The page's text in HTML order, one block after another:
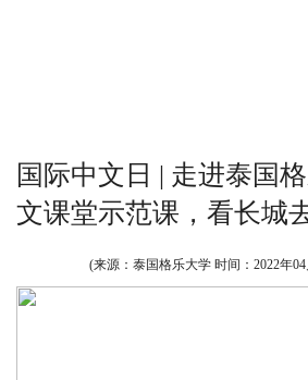
国际中文日 | 走进泰国
文课堂示范课，看长城
(来源：泰国格乐大学 时间： 2022年